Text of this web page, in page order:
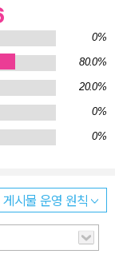
정을 들춰보았다는
벌떡 일어섰다.
았다. 그는 천천히
락 껴안았다.
확신에 찬 어조로
와 마찬가지로 별
했다.
0%
80.0%
20.0%
0%
0%
게시물 운영 원칙